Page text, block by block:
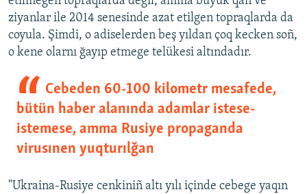
ziyanlar ile 2014 senesinde azat etilgen topraqlarda da
coyula. Şimdi, o adiselerden beş yıldan çoq kecken soñ,
o kene olarnı ğayıp etmege telükesi altındadır.
Cebeden 60-100 kilometr mesafede,
bütün haber alanında adamlar istese-
istemese, amma Rusiye propaganda
virusınen yuqturılğan
"Ukraina-Rusiye cenkiniñ altı yılı içinde cebege yaqın